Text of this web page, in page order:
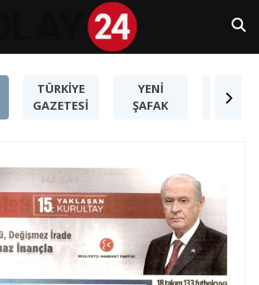
TÜRKİYE
GAZETESİ
YENİ
ŞAFAK
KARAR